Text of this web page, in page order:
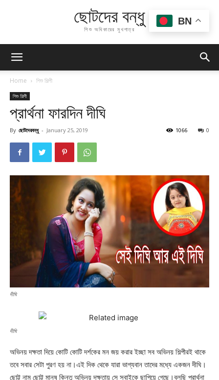
ছোটদের বন্ধু
শিশু অধিকারের মুখপাত্র
Home শিশু শিল্পী
শিশু শিল্পী
প্রার্থনা ফারদিন দীঘি
By ছোটদেরবন্ধু - January 25, 2019 0
1066
দীঘি
দীঘি
অভিনয় দক্ষতা দিয়ে কোটি কোটি দর্শকের মন জয় করার ইচ্ছা সব অভিনয় শিল্পীরই থাকে
তবে সবার সেটা পুরণ হয় না।এই দিক থেকে যারা ভাগ্যবান তাদের মধ্যে একজন দীঘি।
ছোট্ট নাম ছোট্ট মানুষ কিন্তু অভিনয় দক্ষতায় সে সবাইকে ছাপিয়ে গেছে।বলছি প্রার্থনা
BN